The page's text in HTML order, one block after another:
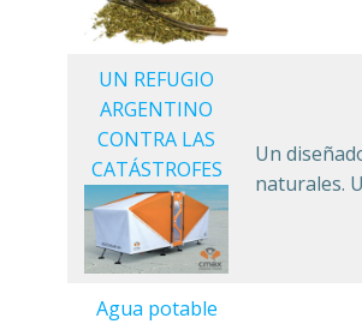
UN REFUGIO
ARGENTINO
CONTRA LAS
CATÁSTROFES
Un
naturales.
Agua potable